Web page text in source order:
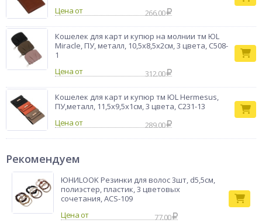
Цена от
266.00
Кошелек для карт и купюр на молнии тм ЮL
Miracle, ПУ, металл, 10,5х8,5х2см, 3 цвета, С508-
1
Цена от
312.00
Кошелек для карт и купюр тм ЮL Hermesus,
ПУ,металл, 11,5х9,5х1см, 3 цвета, С231-13
Цена от
289.00
Рекомендуем
ЮНИLOOK Резинки для волос 3шт, d5,5см,
полиэстер, пластик, 3 цветовых
сочетания, ACS-109
77.00